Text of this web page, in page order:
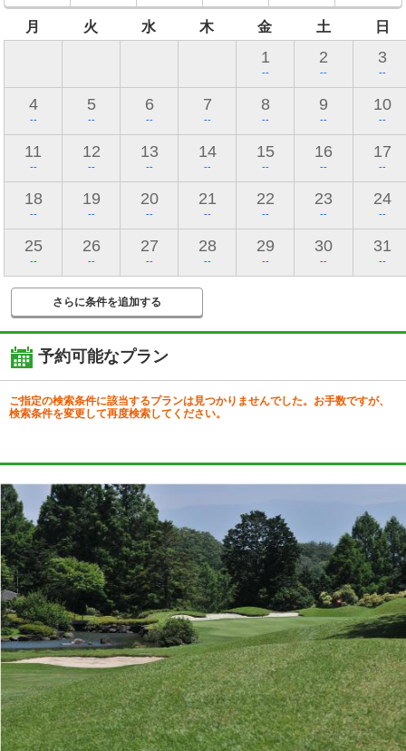
月 火 水 木 金 土 日
1
--
2
--
3
--
4
--
5
--
6
--
7
--
8
--
9
--
10
--
11
--
12
--
13
--
14
--
15
--
16
--
17
--
18
--
19
--
20
--
21
--
22
--
23
--
24
--
25
--
26
--
27
--
28
--
29
--
30
--
31
--
さらに条件を追加する
予約可能なプラン
ご指定の検索条件に該当するプランは見つかりませんでした。お手数ですが、
検索条件を変更して再度検索してください。